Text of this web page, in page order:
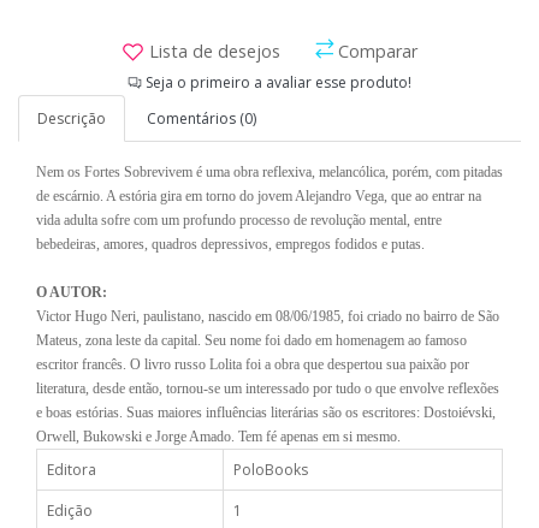
Lista de desejos Comparar
Seja o primeiro a avaliar esse produto!
Descrição
Comentários (0)
Nem os Fortes Sobrevivem é uma obra reflexiva, melancólica, porém, com pitadas
de escárnio. A estória gira em torno do jovem Alejandro Vega, que ao entrar na
vida adulta sofre com um profundo processo de revolução mental, entre
bebedeiras, amores, quadros depressivos, empregos fodidos e putas.
O AUTOR:
Victor Hugo Neri, paulistano, nascido em 08/06/1985, foi criado no bairro de São
Mateus, zona leste da capital. Seu nome foi dado em homenagem ao famoso
escritor francês. O livro russo Lolita foi a obra que despertou sua paixão por
literatura, desde então, tornou-se um interessado por tudo o que envolve reflexões
e boas estórias. Suas maiores influências literárias são os escritores: Dostoiévski,
Orwell, Bukowski e Jorge Amado. Tem fé apenas em si mesmo.
Editora
PoloBooks
Edição
1